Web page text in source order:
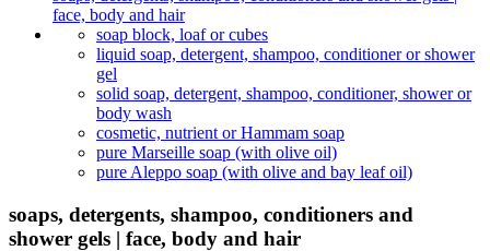
face, body and hair
soap block, loaf or cubes
liquid soap, detergent, shampoo, conditioner or shower
gel
solid soap, detergent, shampoo, conditioner, shower or
body wash
cosmetic, nutrient or Hammam soap
pure Marseille soap (with olive oil)
pure Aleppo soap (with olive and bay leaf oil)
soaps, detergents, shampoo, conditioners and
shower gels | face, body and hair